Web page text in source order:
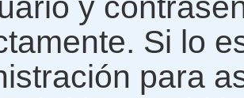
Si lo
para